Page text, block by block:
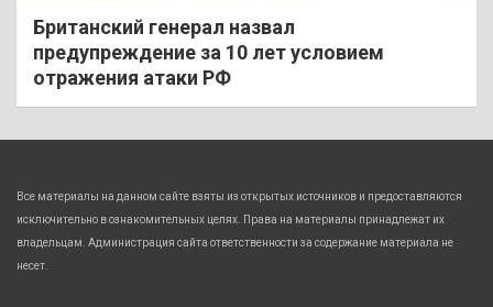
Британский генерал назвал
предупреждение за 10 лет условием
отражения атаки РФ
Все материалы на данном сайте взяты из открытых источников и предоставляются
исключительно в ознакомительных целях. Права на материалы принадлежат их
владельцам. Администрация сайта ответственности за содержание материала не
несет.